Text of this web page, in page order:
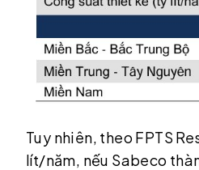
Tuy nhiên, theo FPTS
lít/năm, nếu Sabeco